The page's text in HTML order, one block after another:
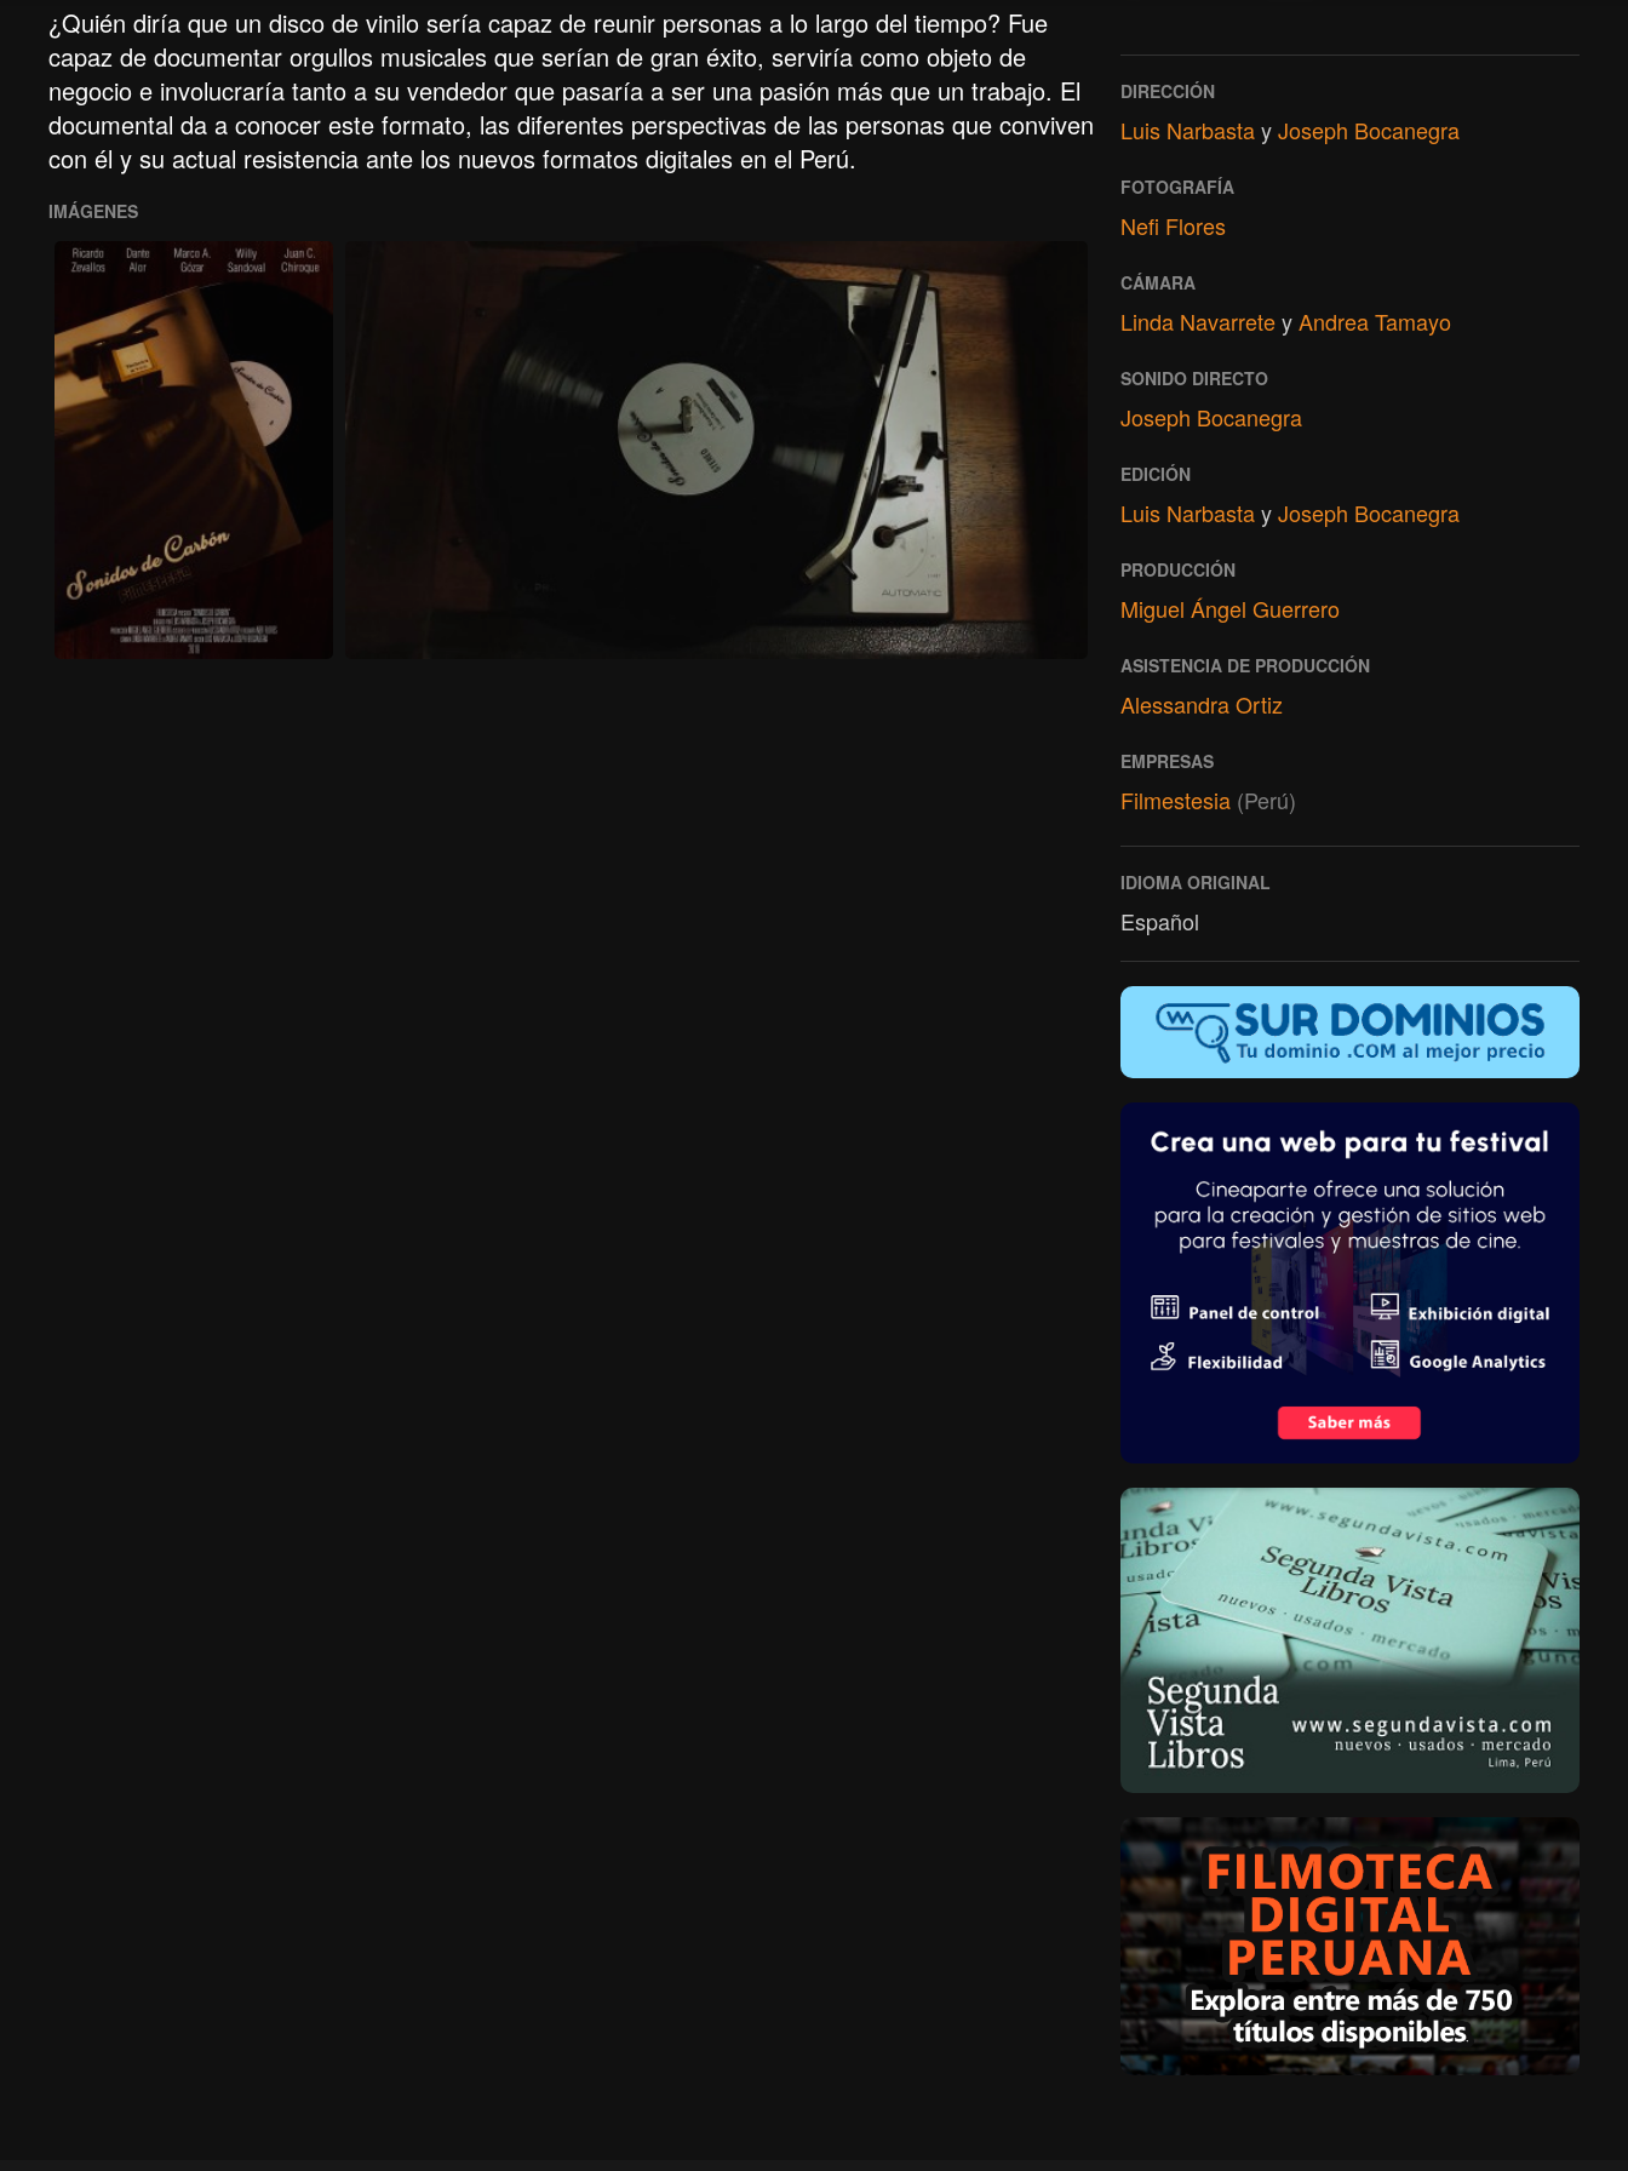
¿Quién diría que un disco de vinilo sería capaz de reunir personas a lo largo del tiempo? Fue
capaz de documentar orgullos musicales que serían de gran éxito, serviría como objeto de
negocio e involucraría tanto a su vendedor que pasaría a ser una pasión más que un trabajo. El
documental da a conocer este formato, las diferentes perspectivas de las personas que conviven
con él y su actual resistencia ante los nuevos formatos digitales en el Perú.
IMÁGENES
DIRECCIÓN
Luis NarbastayJoseph Bocanegra
FOTOGRAFÍA
Nefi Flores
CÁMARA
Linda NavarreteyAndrea Tamayo
SONIDO DIRECTO
Joseph Bocanegra
EDICIÓN
Luis NarbastayJoseph Bocanegra
PRODUCCIÓN
Miguel Ángel Guerrero
ASISTENCIA DE PRODUCCIÓN
Alessandra Ortiz
EMPRESAS
Filmestesia (Perú)
IDIOMA ORIGINAL
Español